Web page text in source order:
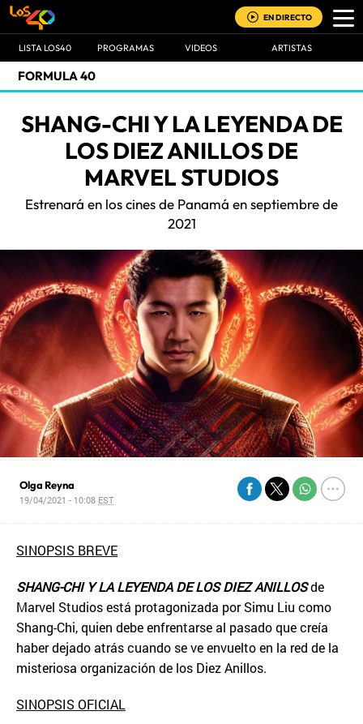
EN DIRECTO
LISTA LOS40 PROGRAMAS VIDEOS ARTISTAS
FORMULA 40
SHANG-CHI Y LA LEYENDA DE
LOS DIEZ ANILLOS DE
MARVEL STUDIOS
Estrenará en los cines de Panamá en septiembre de
2021
Olga Reyna
19/04/2021 - 10:08 EST
SINOPSIS BREVE
SHANG-CHI Y LA LEYENDA DE LOS DIEZ ANILLOSde
Marvel Studios está protagonizada por Simu Liu como
Shang-Chi, quien debe enfrentarse al pasado que creía
haber dejado atrás cuando se ve envuelto en la red de la
misteriosa organización de los Diez Anillos.
SINOPSIS OFICIAL